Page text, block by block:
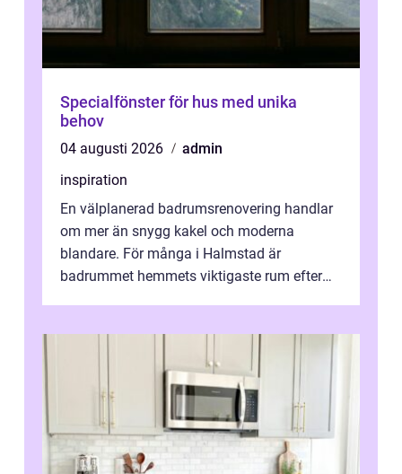
Specialfönster för hus med unika
behov
04 augusti 2026
admin
inspiration
En välplanerad badrumsrenovering handlar
om mer än snygg kakel och moderna
blandare. För många i Halmstad är
badrummet hemmets viktigaste rum efter